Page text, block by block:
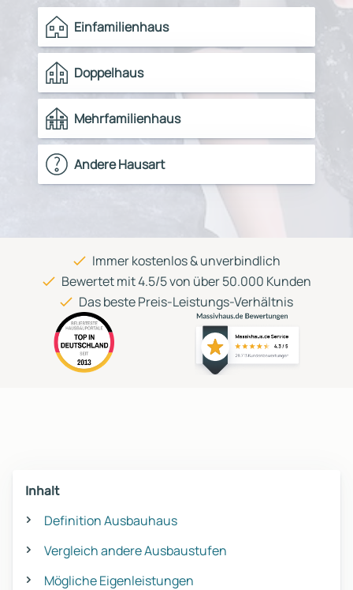
Einfamilienhaus
Doppelhaus
Mehrfamilienhaus
Andere Hausart
Immer kostenlos & unverbindlich
Bewertet mit 4.5/5 von über 50.000 Kunden
Das beste Preis-Leistungs-Verhältnis
Inhalt
Definition Ausbauhaus
Vergleich andere Ausbaustufen
Mögliche Eigenleistungen